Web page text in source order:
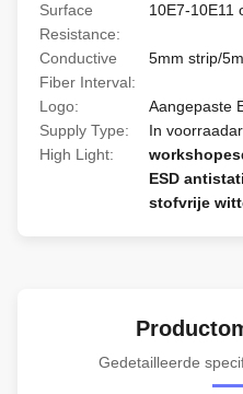
Surface
Resistance:
10E7-10E11
Conductive
Fiber Interval:
5mm strip/
Logo:
Aangepaste
Supply Type:
In
High Light:
ESD
stofvrije
Gedetailleerde